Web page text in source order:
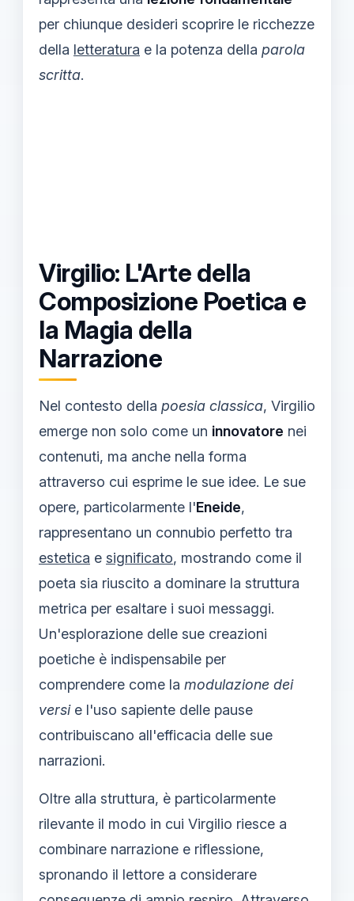
per chiunque desideri scoprire le ricchezze
della letteratura e la potenza della parola
scritta.
Virgilio: L'Arte della
Composizione Poetica e
la Magia della
Narrazione
Nel contesto della poesia classica, Virgilio
emerge non solo come un innovatore nei
contenuti, ma anche nella forma
attraverso cui esprime le sue idee. Le sue
opere, particolarmente l'Eneide,
rappresentano un connubio perfetto tra
estetica e significato, mostrando come il
poeta sia riuscito a dominare la struttura
metrica per esaltare i suoi messaggi.
Un'esplorazione delle sue creazioni
poetiche è indispensabile per
comprendere come la modulazione dei
versie l'uso sapiente delle pause
contribuiscano all'efficacia delle sue
narrazioni.
Oltre alla struttura, è particolarmente
rilevante il modo in cui Virgilio riesce a
combinare narrazione e riflessione,
spronando il lettore a considerare